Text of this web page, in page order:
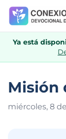
Ya está
Misión
miércoles, 8